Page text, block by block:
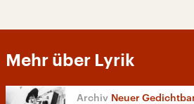
Mehr über Lyrik
Neuer